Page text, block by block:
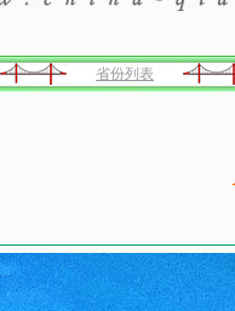
省份列表